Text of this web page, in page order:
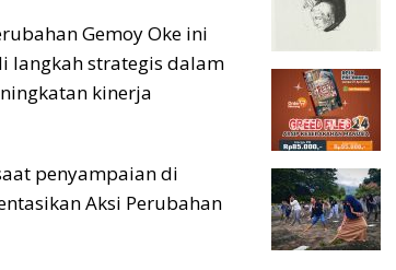
Gemoy Oke ini
langkah strategis dalam
kinerja
penyampaian di
Aksi Perubahan